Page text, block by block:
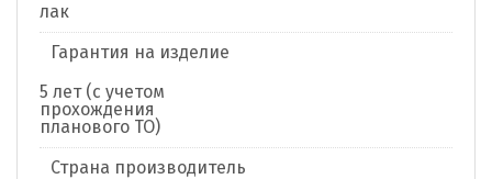
лак
Гарантия на изделие
5 лет (с учетом
прохождения
планового ТО)
Страна производитель